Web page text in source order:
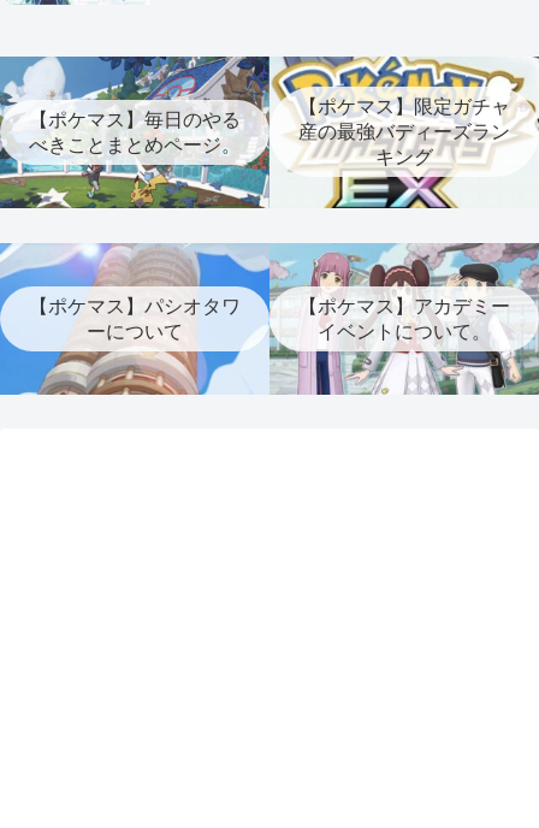
【ポケマス】毎日のやる
べきことまとめページ。
【ポケマス】限定ガチャ
産の最強バディーズラン
キング
【ポケマス】パシオタワ
ーについて
【ポケマス】アカデミー
イベントについて。